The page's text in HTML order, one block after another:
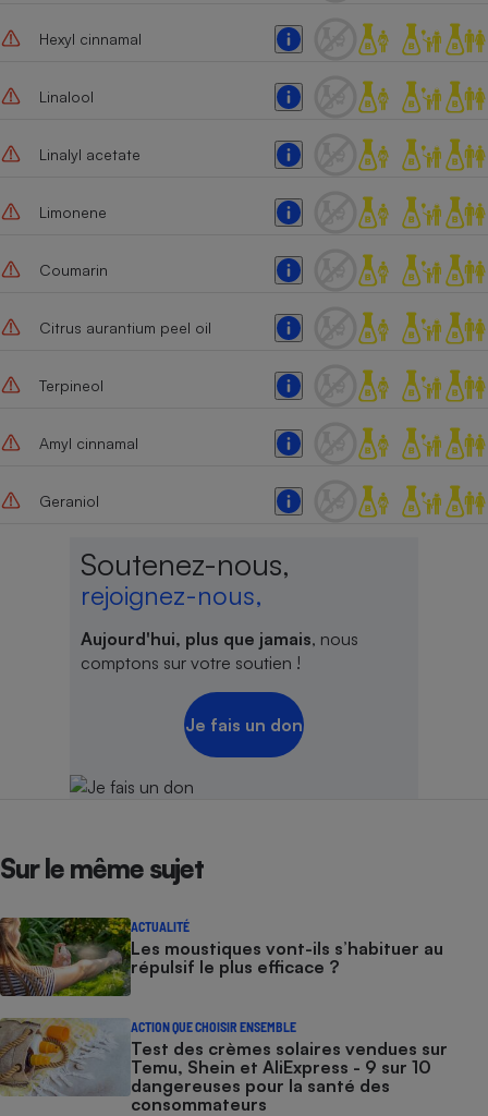
Hexyl cinnamal
Linalool
Linalyl acetate
Limonene
Coumarin
Citrus aurantium peel oil
Terpineol
Amyl cinnamal
Geraniol
Soutenez-nous,
rejoignez-nous,
Aujourd'hui, plus que jamais, nous
comptons sur votre soutien !
Je fais un don
Sur le même sujet
ACTUALITÉ
Les moustiques vont-ils s’habituer au
répulsif le plus efficace ?
ACTION QUE CHOISIR ENSEMBLE
Test des crèmes solaires vendues sur
Temu, Shein et AliExpress - 9 sur 10
dangereuses pour la santé des
consommateurs